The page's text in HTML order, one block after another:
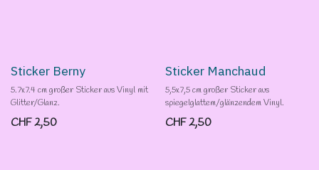
Sticker Berny
5.7x7.4 cm großer Sticker aus Vinyl mit
Glitter/Glanz.
CHF2,50
Sticker Manchaud
5,5x7,5 cm großer Sticker aus
spiegelglattem/glänzendem Vinyl.
CHF2,50